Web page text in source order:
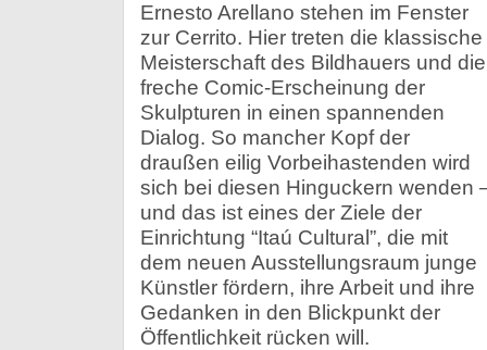
Ernesto Arellano stehen im Fenster
zur Cerrito. Hier treten die klassische
Meisterschaft des Bildhauers und die
freche Comic-Erscheinung der
Skulpturen in einen spannenden
Dialog. So mancher Kopf der
draußen eilig Vorbeihastenden wird
sich bei diesen Hinguckern wenden
und das ist eines der Ziele der
Einrichtung “Itaú Cultural”, die mit
dem neuen Ausstellungsraum junge
Künstler fördern, ihre Arbeit und ihre
Gedanken in den Blickpunkt der
Öffentlichkeit rücken will.